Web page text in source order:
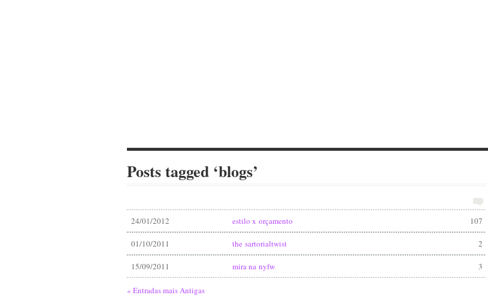
Posts tagged ‘blogs’
107
24/01/2012 estilo x orçamento
2
01/10/2011 the sartorialtwist
3
15/09/2011 mira na nyfw
« Entradas mais Antigas